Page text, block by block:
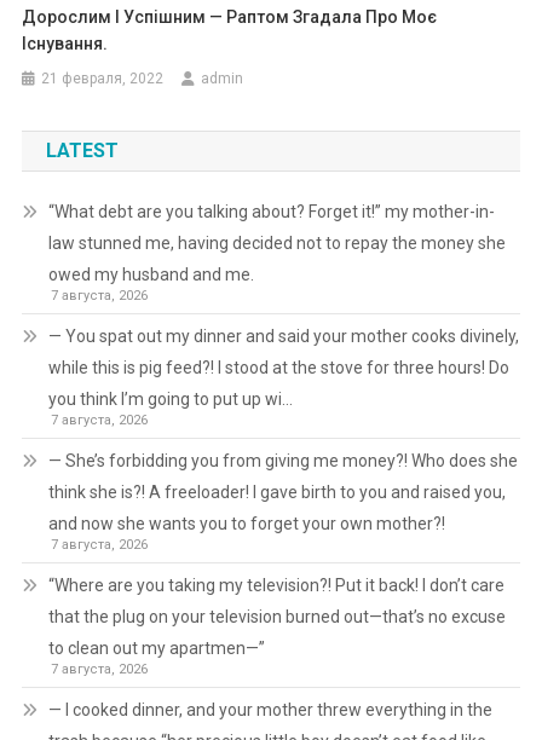
Дорослим І Успішним — Раптом Згадала Про Моє
Існування.
21 февраля, 2022 admin
LATEST
“What debt are you talking about? Forget it!” my mother-in-
law stunned me, having decided not to repay the money she
owed my husband and me.
7 августа, 2026
— You spat out my dinner and said your mother cooks divinely,
while this is pig feed?! I stood at the stove for three hours! Do
you think I’m going to put up wi…
7 августа, 2026
— She’s forbidding you from giving me money?! Who does she
think she is?! A freeloader! I gave birth to you and raised you,
and now she wants you to forget your own mother?!
7 августа, 2026
“Where are you taking my television?! Put it back! I don’t care
that the plug on your television burned out—that’s no excuse
to clean out my apartmen—”
7 августа, 2026
— I cooked dinner, and your mother threw everything in the